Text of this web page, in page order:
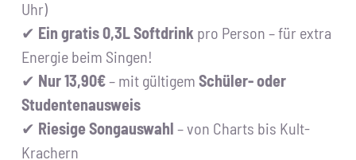
Uhr)
✔ Ein gratis 0,3L Softdrink pro Person – für extra
Energie beim Singen!
✔ Nur 13,90€– mit gültigemSchüler- oder
Studentenausweis
✔ Riesige Songauswahl – von Charts bis Kult-
Krachern